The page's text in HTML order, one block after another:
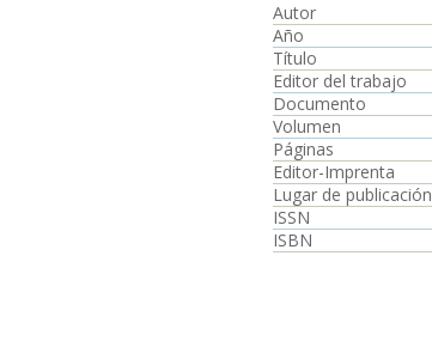
Autor
Año
Título
Editor del trabajo
Documento
Volumen
Páginas
Editor-Imprenta
Lugar de publicación
ISSN
ISBN